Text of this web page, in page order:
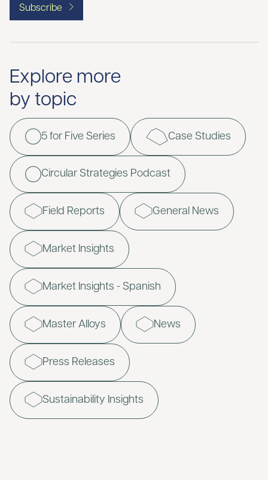
Subscribe
Explore more
by topic
5 for Five Series Case Studies
Circular Strategies Podcast
Field Reports General News
Market Insights
Market Insights - Spanish
Master Alloys News
Press Releases
Sustainability Insights